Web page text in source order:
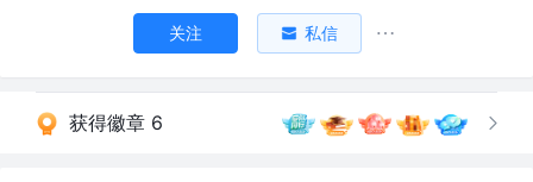
关注 私信
获得徽章 6